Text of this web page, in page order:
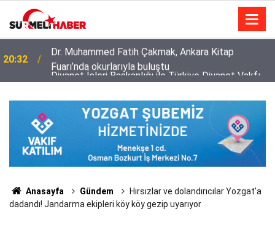
14:52
Diyanet İşleri Başkanlığı ile Türkiye Diyanet Vakfı
milyonları sevindirdi
Anasayfa Gündem
Hırsızlar ve dolandırıcılar Yozgat'a
dadandı! Jandarma ekipleri köy köy gezip uyarıyor